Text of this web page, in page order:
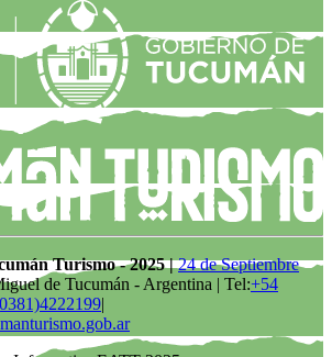
Turismo - 2025 |24 de Septiembre
de Tucumán - Argentina | Tel:+54
|